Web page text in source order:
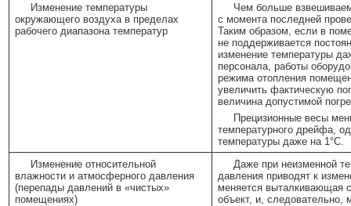
Изменение температуры
окружающего воздуха в пределах
рабочего диапазона температур
Чем больше
с момента последней
Таким образом, если в
не поддерживается
изменение температуры
персонала, работы
режима отопления
увеличить фактическую
величина допустимой
Прецизионные весы
температурного дрейфа,
температуры даже на 1°С.
Изменение относительной
влажности и атмосферного давления
(перепады давлений в «чистых»
помещениях)
Даже при неизменной
давления приводят к
меняется выталкивающая
объект, и, следовательно,